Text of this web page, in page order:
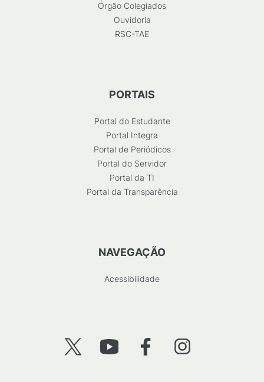
Órgão Colegiados
Ouvidoria
RSC-TAE
PORTAIS
Portal do Estudante
Portal Integra
Portal de Periódicos
Portal do Servidor
Portal da TI
Portal da Transparência
NAVEGAÇÃO
Acessibilidade